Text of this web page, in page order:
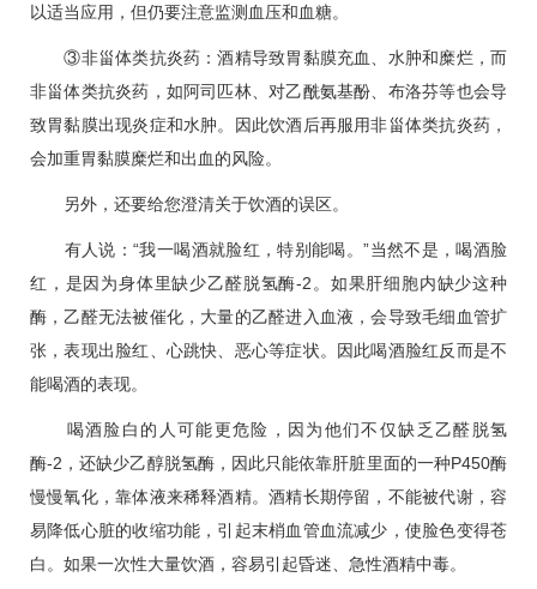
以适当应用，但仍要注意监测血压和血糖。
③非甾体类抗炎药：酒精导致胃黏膜充血、水肿和糜烂，而
非甾体类抗炎药，如阿司匹林、对乙酰氨基酚、布洛芬等也会导
致胃黏膜出现炎症和水肿。因此饮酒后再服用非甾体类抗炎药，
会加重胃黏膜糜烂和出血的风险。
另外，还要给您澄清关于饮酒的误区。
有人说：“我一喝酒就脸红，特别能喝。”当然不是，喝酒脸
红，是因为身体里缺少乙醛脱氢酶-2。如果肝细胞内缺少这种
酶，乙醛无法被催化，大量的乙醛进入血液，会导致毛细血管扩
张，表现出脸红、心跳快、恶心等症状。因此喝酒脸红反而是不
能喝酒的表现。
喝酒脸白的人可能更危险，因为他们不仅缺乏乙醛脱氢
酶-2，还缺少乙醇脱氢酶，因此只能依靠肝脏里面的一种P450酶
慢慢氧化，靠体液来稀释酒精。酒精长期停留，不能被代谢，容
易降低心脏的收缩功能，引起末梢血管血流减少，使脸色变得苍
白。如果一次性大量饮酒，容易引起昏迷、急性酒精中毒。